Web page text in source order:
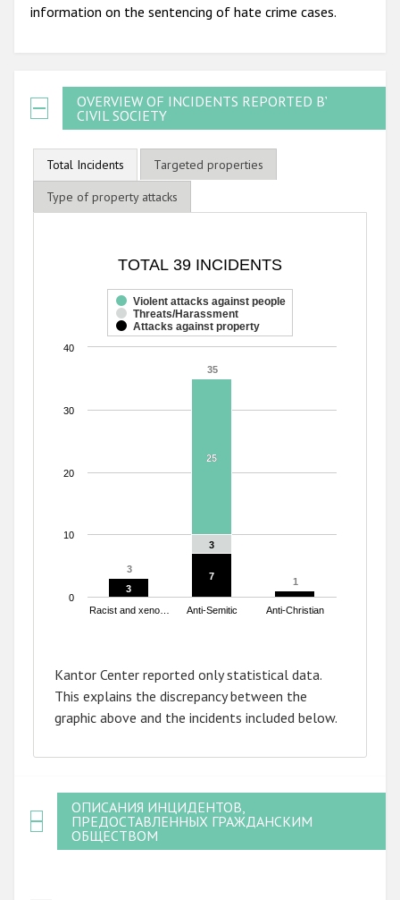
information on the sentencing of hate crime cases.
OVERVIEW OF INCIDENTS REPORTED BY
CIVIL SOCIETY
Total Incidents
Targeted properties
Type of property attacks
Bar chart with 3 data series.
The chart has 1 X axis displaying categories.
The chart has 1 Y axis displaying values. Range: 0 to 40.
TOTAL 39 INCIDENTS
35
35
3
3
1
1
25
25
3
3
3
3
7
7
Violent attacks against people
Threats/Harassment
Attacks against property
Racist and xeno… Anti-Semitic Anti-Christian
0
10
20
30
40
Kantor Center reported only statistical data.
This explains the discrepancy between the
graphic above and the incidents included below.
ОПИСАНИЯ ИНЦИДЕНТОВ,
ПРЕДОСТАВЛЕННЫХ ГРАЖДАНСКИМ
ОБЩЕСТВОМ